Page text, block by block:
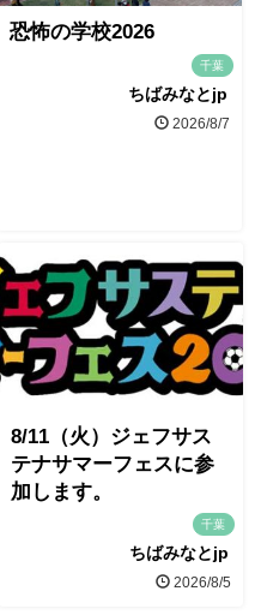
恐怖の学校2026
千葉
ちばみなとjp
2026/8/7
8/11（火）ジェフサス
テナサマーフェスに参
加します。
千葉
ちばみなとjp
2026/8/5